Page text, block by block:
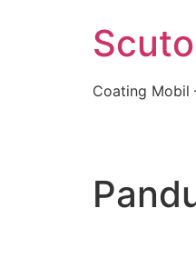
Coating Mobil